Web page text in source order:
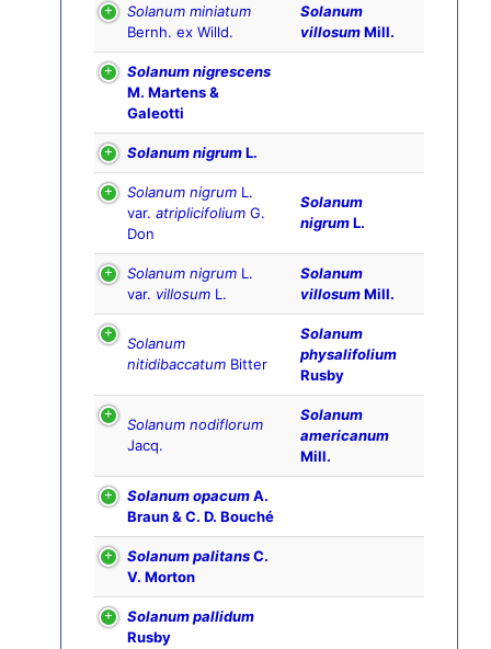
Solanum miniatum
Bernh. ex Willd.
Solanum
villosumMill.
Solanum nigrescens
M. Martens &
Galeotti
Solanum nigrumL.
Solanum nigrum L.
var. atriplicifolium G.
Don
Solanum
nigrumL.
Solanum nigrum L.
var. villosum L.
Solanum
villosumMill.
Solanum
nitidibaccatum Bitter
Solanum
physalifolium
Rusby
Solanum nodiflorum
Jacq.
Solanum
americanum
Mill.
Solanum opacumA.
Braun & C. D. Bouché
Solanum palitansC.
V. Morton
Solanum pallidum
Rusby